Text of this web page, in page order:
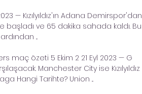
— Kızılyıldız'ın Adana Demirspor'dan
ve 65 dakika sahada kaldı. Bu
...
maç özeti 5 Ekim 2 21 Eyl 2023 — G
Manchester City ise Kızılyıldız
Hangi Tarihte? Union ...